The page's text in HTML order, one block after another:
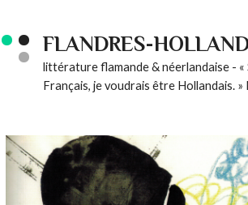
FLANDRES-
littérature flamande & néerlandaise - «
Français, je voudrais être Hollandais. »